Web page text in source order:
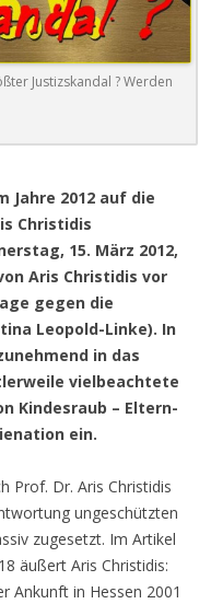
Justizskandal ? Werden
Jahre 2012 auf die
Christidis
15. März 2012,
Aris Christidis vor
gegen die
Leopold-Linke). In
in das
vielbeachtete
Kindesraub – Eltern-
ein.
Prof. Dr. Aris Christidis
ungeschützten
zugesetzt. Im Artikel
äußert Aris Christidis:
Ankunft in Hessen 2001